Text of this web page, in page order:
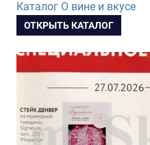
Каталог О вине и вкусе
ОТКРЫТЬ КАТАЛОГ